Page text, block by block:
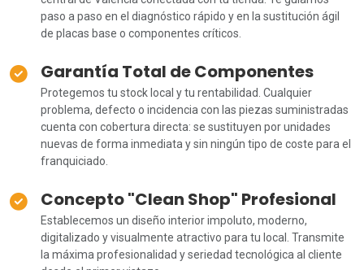
paso a paso en el diagnóstico rápido y en la sustitución ágil
de placas base o componentes críticos.
Garantía Total de Componentes
Protegemos tu stock local y tu rentabilidad. Cualquier
problema, defecto o incidencia con las piezas suministradas
cuenta con cobertura directa: se sustituyen por unidades
nuevas de forma inmediata y sin ningún tipo de coste para el
franquiciado.
Concepto "Clean Shop" Profesional
Establecemos un diseño interior impoluto, moderno,
digitalizado y visualmente atractivo para tu local. Transmite
la máxima profesionalidad y seriedad tecnológica al cliente